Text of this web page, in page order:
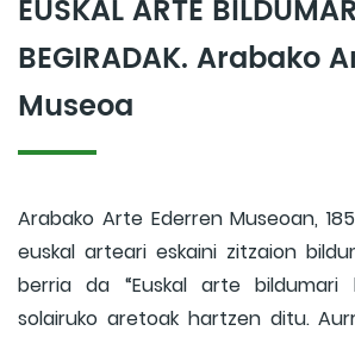
EUSKAL ARTE
BEGIRADAK. Arabako
Museoa
Arabako Arte Ederren Museoan,
euskal arteari eskaini zitzaion
berria da “Euskal arte bildumari
solairuko aretoak hartzen ditu.